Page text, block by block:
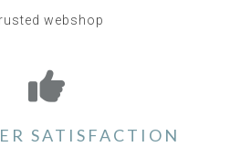
webshop
SATISFACTION